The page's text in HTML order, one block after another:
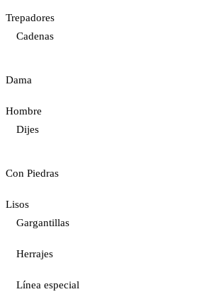
Trepadores
Cadenas
Dama
Hombre
Dijes
Con Piedras
Lisos
Gargantillas
Herrajes
Línea especial